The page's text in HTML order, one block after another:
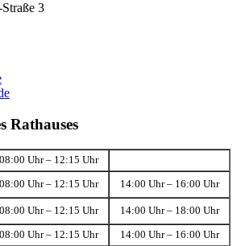
3
Rathauses
08:00 Uhr – 12:15 Uhr
08:00 Uhr – 12:15 Uhr 14:00 Uhr – 16:00 Uhr
08:00 Uhr – 12:15 Uhr 14:00 Uhr – 18:00 Uhr
08:00 Uhr – 12:15 Uhr 14:00 Uhr – 16:00 Uhr